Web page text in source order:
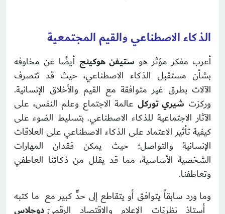
الذكاء الاصطناعي والقيم المجتمعية
أعرب مفكر مؤثر هو ستيفن هوكينج أيضًا عن مخاوفه
بشأن مستقبل الذكاء الاصطناعي، حيث قد تتصرف
الآلات بطرق غير متوافقة مع القيم والأخلاق الإنسانية.
وركزت شيري توركل عالمة الاجتماع وعلم النفس، على
الآثار الاجتماعية للذكاء الاصطناعي. بتسليط الضوء على
كيفية تأثير الاعتماد على الذكاء الاصطناعي على العلاقات
الإنسانية والتواصل؛ حيث يمكن فقدان المهارات
الشخصية الأساسية، مما قد يقلل من ذكائنا العاطفي
وتعاطفنا.
وما ورد سابقاً يتوافق أو يتقاطع إلى حدٍّ كبير مع ما كتبه
أستاذ نظريّات الإعلام والاقتصاد الرقميّدوجلاس